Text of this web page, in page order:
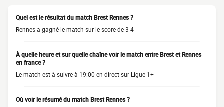
Quel est le résultat du match Brest Rennes ?
Rennes a gagné le match sur le score de 3-4
À quelle heure et sur quelle chaîne voir le match entre Brest et Rennes
en france ?
Le match est à suivre à 19:00 en direct sur Ligue 1+
Où voir le résumé du match Brest Rennes ?